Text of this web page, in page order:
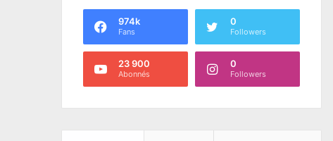
974k
Fans
0
Followers
23 900
Abonnés
0
Followers